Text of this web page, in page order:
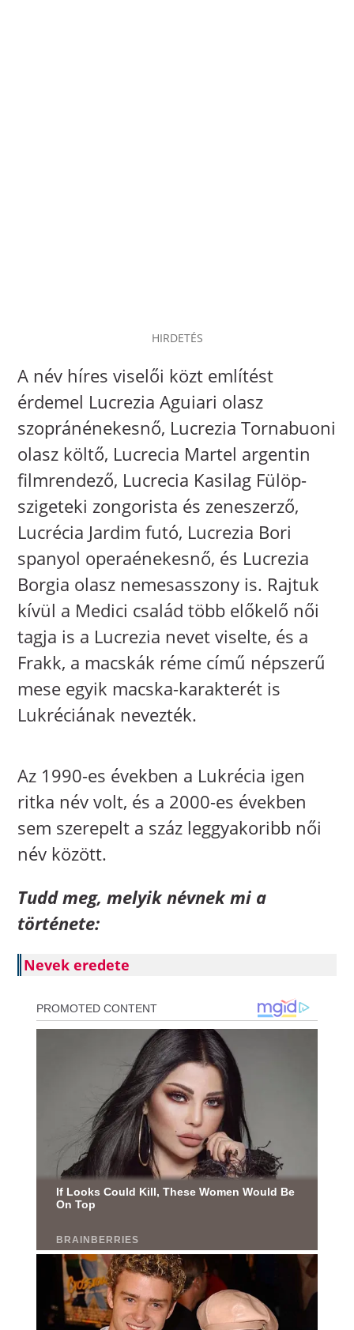
HIRDETÉS
A név híres viselői közt említést
érdemel Lucrezia Aguiari olasz
szopránénekesnő, Lucrezia Tornabuoni
olasz költő, Lucrecia Martel argentin
filmrendező, Lucrecia Kasilag Fülöp-
szigeteki zongorista és zeneszerző,
Lucrécia Jardim futó, Lucrezia Bori
spanyol operaénekesnő, és Lucrezia
Borgia olasz nemesasszony is. Rajtuk
kívül a Medici család több előkelő női
tagja is a Lucrezia nevet viselte, és a
Frakk, a macskák réme című népszerű
mese egyik macska-karakterét is
Lukréciának nevezték.
Az 1990-es években a Lukrécia igen
ritka név volt, és a 2000-es években
sem szerepelt a száz leggyakoribb női
név között.
Tudd meg, melyik névnek mi a
története:
Nevek eredete